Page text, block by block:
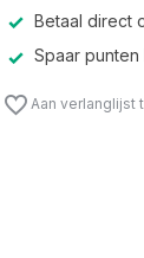
Betaal direct
Spaar
Aan verlanglijst